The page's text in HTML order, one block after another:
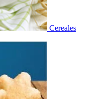
Cereales